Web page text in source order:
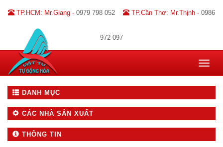
TP.HCM: Mr.Giang - 0979 798 052 TP.Cần Thơ: Mr.Thịnh - 0986
972 097
Toggle
DANH MỤC
CÁC NHÀ SẢN XUẤT
THÔNG TIN